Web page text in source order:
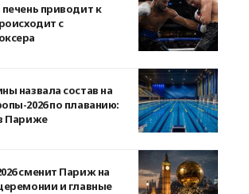
приводит к
с
назвала состав на
2026 по плаванию:
Париже
сменит Париж на
и главные